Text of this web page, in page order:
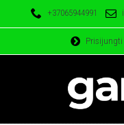
+37065944991
Prisijungti